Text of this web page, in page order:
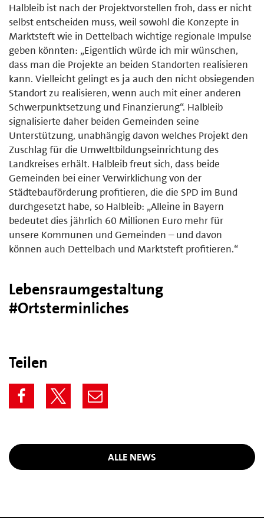
Halbleib ist nach der Projektvorstellen froh, dass er nicht
selbst entscheiden muss, weil sowohl die Konzepte in
Marktsteft wie in Dettelbach wichtige regionale Impulse
geben könnten: „Eigentlich würde ich mir wünschen,
dass man die Projekte an beiden Standorten realisieren
kann. Vielleicht gelingt es ja auch den nicht obsiegenden
Standort zu realisieren, wenn auch mit einer anderen
Schwerpunktsetzung und Finanzierung“. Halbleib
signalisierte daher beiden Gemeinden seine
Unterstützung, unabhängig davon welches Projekt den
Zuschlag für die Umweltbildungseinrichtung des
Landkreises erhält. Halbleib freut sich, dass beide
Gemeinden bei einer Verwirklichung von der
Städtebauförderung profitieren, die die SPD im Bund
durchgesetzt habe, so Halbleib: „Alleine in Bayern
bedeutet dies jährlich 60 Millionen Euro mehr für
unsere Kommunen und Gemeinden – und davon
können auch Dettelbach und Marktsteft profitieren.“
Lebensraumgestaltung
#Ortsterminliches
Teilen
ALLE NEWS